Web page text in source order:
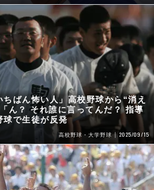
ちばん怖い人」高校野球から“消え
ん？ それ誰に言ってんだ？ 指導
球で生徒が反発
高校野球・大学野球 2025/09/15